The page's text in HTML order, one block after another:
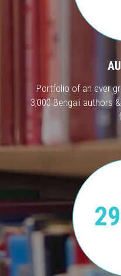
Portfolio of an ever
3,000 Bengali authors